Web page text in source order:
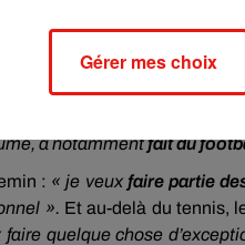
pas être une promenade
et la nourriture qui
, et dans le désert,
maximum protégé. »Même
a notammentfait du
: « je veux faire partie
». Et au-delà du tennis,
quelque chose
Gérer mes choix